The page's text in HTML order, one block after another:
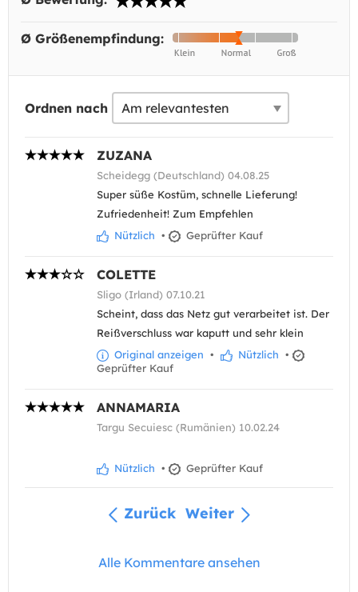
Ø Größenempfindung:
Ordnen nach
ZUZANA
Scheidegg (Deutschland) 04.08.25
Super süße Kostüm, schnelle Lieferung!
Zufriedenheit! Zum Empfehlen
Nützlich • Geprüfter Kauf
COLETTE
Sligo (Irland) 07.10.21
Scheint, dass das Netz gut verarbeitet ist. Der
Reißverschluss war kaputt und sehr klein
Original anzeigen • Nützlich •
Geprüfter Kauf
ANNAMARIA
Targu Secuiesc (Rumänien) 10.02.24
Nützlich • Geprüfter Kauf
Zurück Weiter
Alle Kommentare ansehen